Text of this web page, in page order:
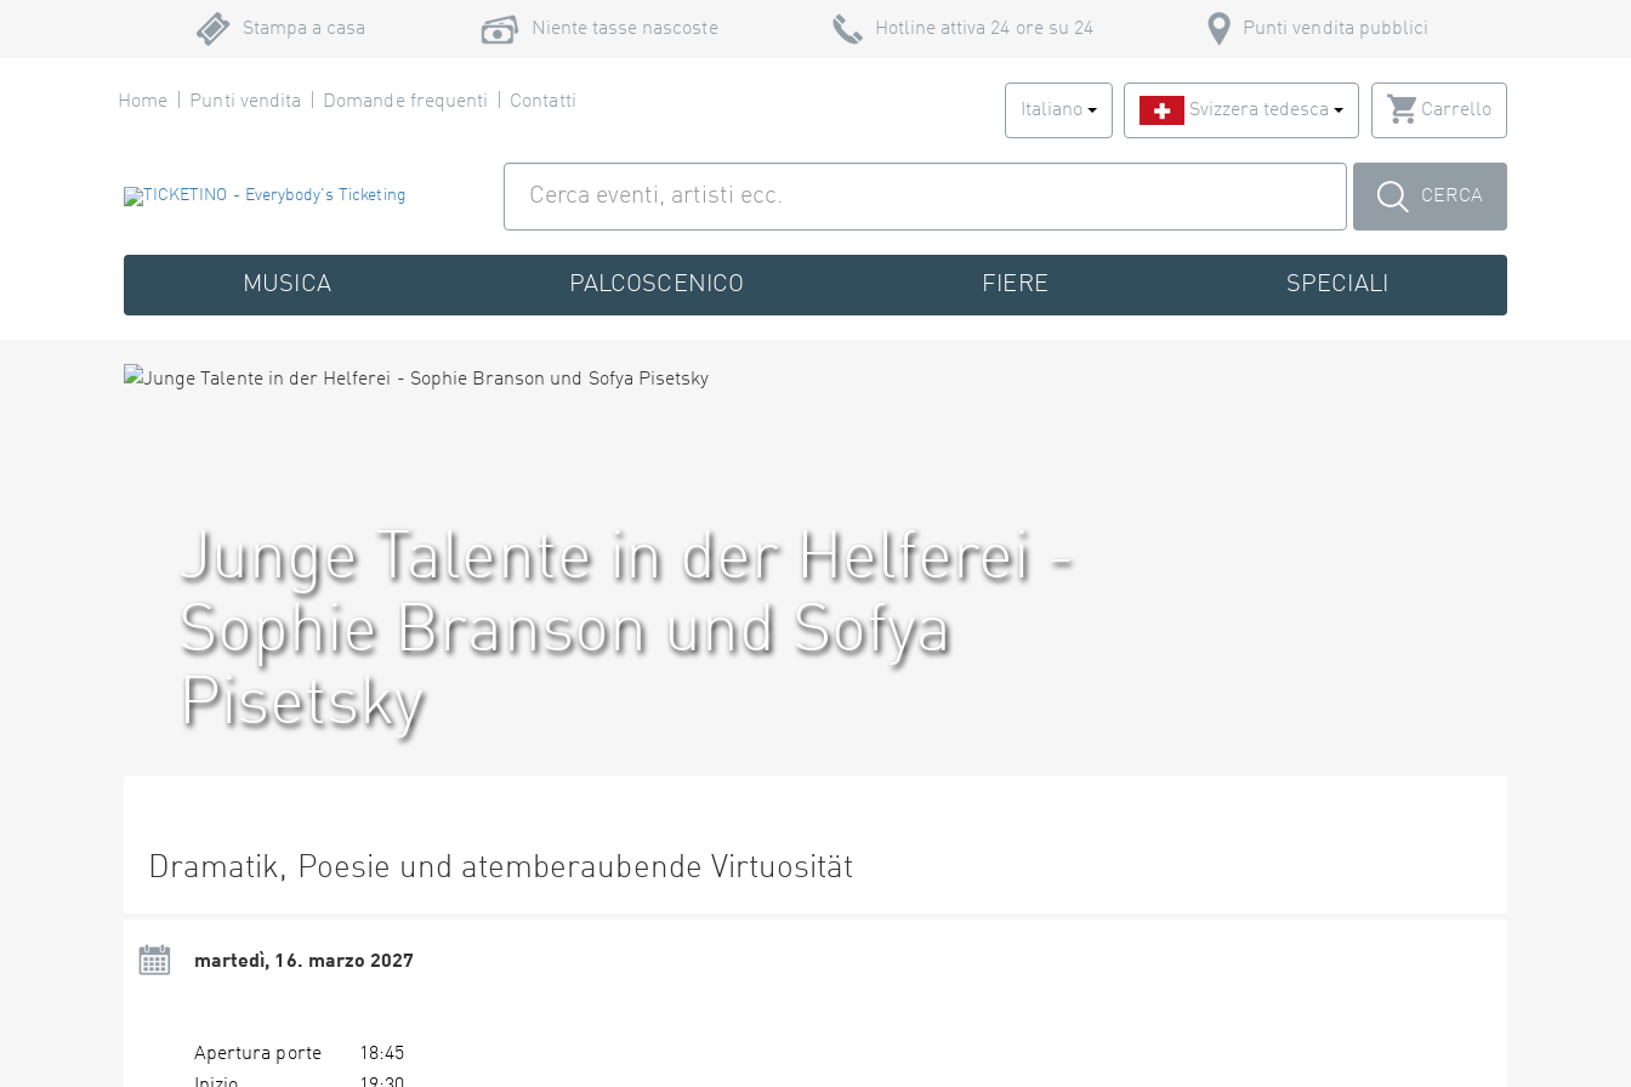
Stampa a casa Niente tasse nascoste Hotline attiva 24 ore su 24 Punti vendita pubblici
Home Punti vendita Domande frequenti Contatti Italiano Svizzera tedesca Carrello
CERCA
MUSICA PALCOSCENICO FIERE SPECIALI
Junge Talente in der Helferei -
Sophie Branson und Sofya
Pisetsky
Dramatik, Poesie und atemberaubende Virtuosität
martedì, 16. marzo 2027
Apertura porte
18:45